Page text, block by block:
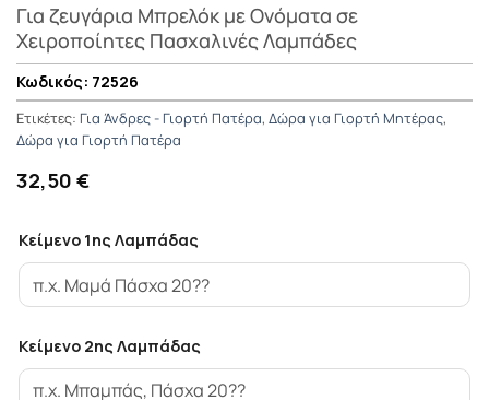
Για ζευγάρια Μπρελόκ με Ονόματα σε
Χειροποίητες Πασχαλινές Λαμπάδες
72526
Ετικέτες: Για Άνδρες - Γιορτή Πατέρα, Δώρα για Γιορτή Μητέρας,
Δώρα για Γιορτή Πατέρα
32,50 €
Κείμενο 1ης Λαμπάδας
Κείμενο 2ης Λαμπάδας